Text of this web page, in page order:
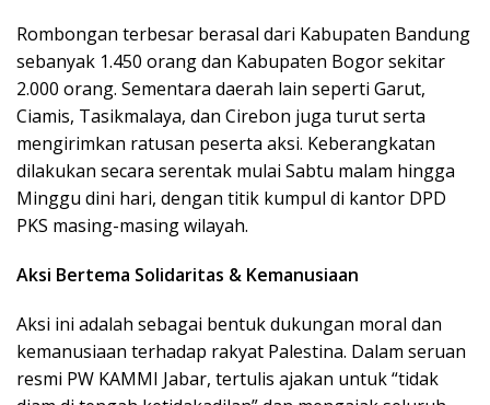
Rombongan terbesar berasal dari Kabupaten Bandung
sebanyak 1.450 orang dan Kabupaten Bogor sekitar
2.000 orang. Sementara daerah lain seperti Garut,
Ciamis, Tasikmalaya, dan Cirebon juga turut serta
mengirimkan ratusan peserta aksi. Keberangkatan
dilakukan secara serentak mulai Sabtu malam hingga
Minggu dini hari, dengan titik kumpul di kantor DPD
PKS masing-masing wilayah.
Aksi Bertema Solidaritas & Kemanusiaan
Aksi ini adalah sebagai bentuk dukungan moral dan
kemanusiaan terhadap rakyat Palestina. Dalam seruan
resmi PW KAMMI Jabar, tertulis ajakan untuk “tidak